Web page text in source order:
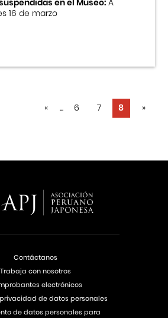
en el Museo:A
16 de marzo
« ... 6 7 8 »
Contáctanos
Trabaja con nosotros
electrónicos
de datos personales
de datos personales para